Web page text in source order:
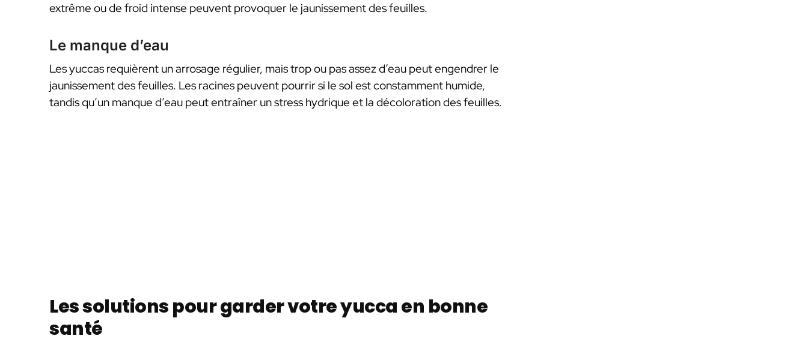
extrême ou de froid intense peuvent provoquer le jaunissement des feuilles.
Le manque d’eau
Les yuccas requièrent un arrosage régulier, mais trop ou pas assez d’eau peut engendrer le
jaunissement des feuilles. Les racines peuvent pourrir si le sol est constamment humide,
tandis qu’un manque d’eau peut entraîner un stress hydrique et la décoloration des feuilles.
Les solutions pour garder votre yucca en bonne
santé